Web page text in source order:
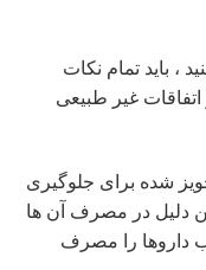
دلیل در مصرف آن ها